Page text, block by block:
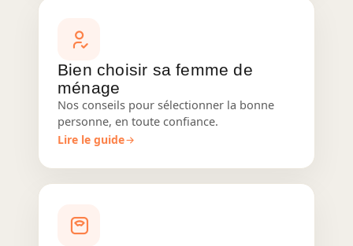
Bien choisir sa femme de
ménage
Nos conseils pour sélectionner la bonne
personne, en toute confiance.
Lire le guide